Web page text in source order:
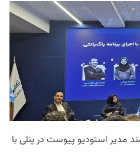
مدیر استودیو پیوست در پنلی با